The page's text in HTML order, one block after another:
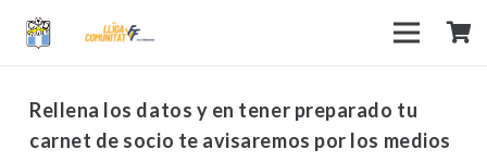
Rellena los datos y en tener preparado tu
carnet de socio te avisaremos por los medios